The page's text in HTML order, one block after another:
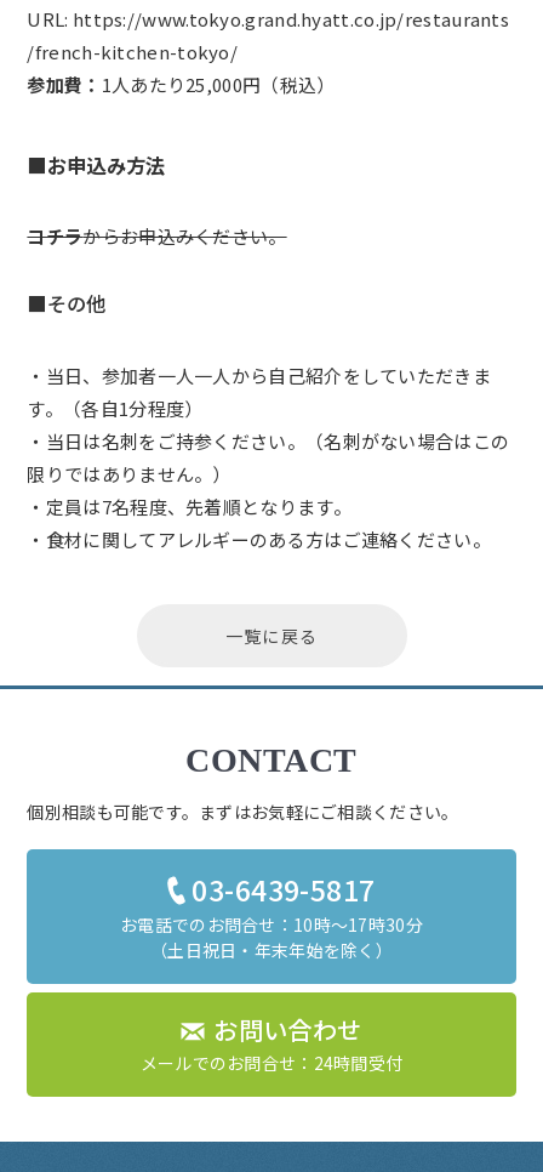
URL: https://www.tokyo.grand.hyatt.co.jp/restaurants
/french-kitchen-tokyo/
参加費： 1人あたり25,000円（税込）
■お申込み方法
コチラからお申込みください。
■その他
・当日、参加者一人一人から自己紹介をしていただきま
す。（各自1分程度）
・当日は名刺をご持参ください。（名刺がない場合はこの
限りではありません。）
・定員は7名程度、先着順となります。
・食材に関してアレルギーのある方はご連絡ください。
一覧に戻る
CONTACT
個別相談も可能です。まずはお気軽にご相談ください。
03-6439-5817
お電話でのお問合せ：10時～17時30分
（土日祝日・年末年始を除く）
お問い合わせ
メールでのお問合せ：24時間受付